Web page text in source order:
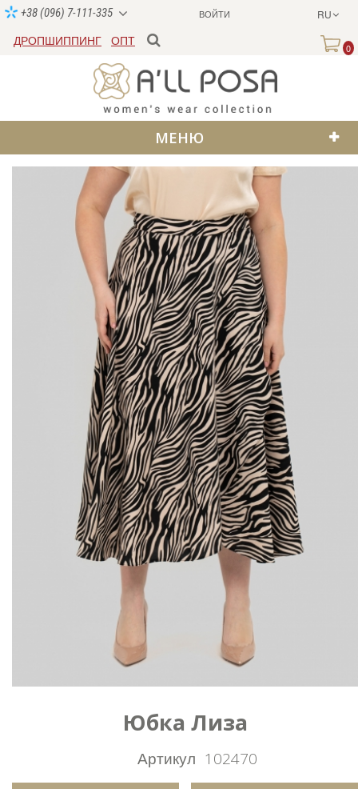
ВОЙТИ RU
+38 (096) 7-111-335
ДРОПШИППИНГ ОПТ
0
МЕНЮ
Юбка Лиза
Артикул 102470